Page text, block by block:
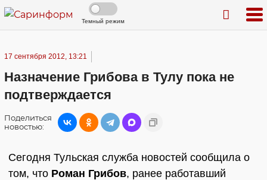
Темный режим
17 сентября 2012, 13:21
Назначение Грибова в Тулу пока не
подтверждается
Поделиться
новостью:
Сегодня Тульская служба новостей сообщила о
том, что Роман Грибов, ранее работавший